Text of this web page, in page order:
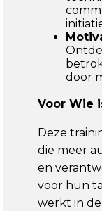
door
Voor Wie
Deze
die meer
en
voor hun
werkt in